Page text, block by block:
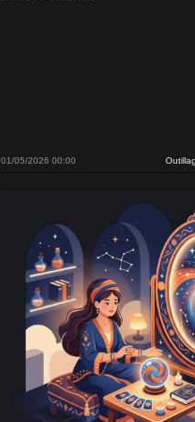
01/05/2026 00:00